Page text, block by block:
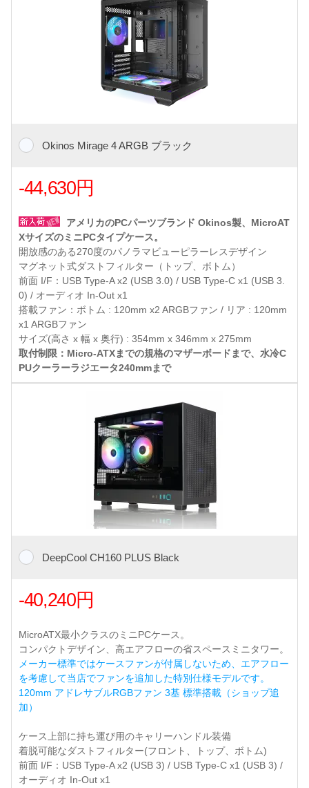
Okinos Mirage 4 ARGB ブラック
-44,630円
アメリカのPCパーツブランド Okinos製、MicroAT
XサイズのミニPCタイプケース。
開放感のある270度のパノラマビューピラーレスデザイン
マグネット式ダストフィルター（トップ、ボトム）
前面 I/F：USB Type-A x2 (USB 3.0) / USB Type-C x1 (USB 3.
0) / オーディオ In-Out x1
搭載ファン：ボトム : 120mm x2 ARGBファン / リア : 120mm
x1 ARGBファン
サイズ(高さ x 幅 x 奥行) : 354mm x 346mm x 275mm
取付制限：Micro-ATXまでの規格のマザーボードまで、水冷C
PUクーラーラジエータ240mmまで
DeepCool CH160 PLUS Black
-40,240円
MicroATX最小クラスのミニPCケース。
コンパクトデザイン、高エアフローの省スペースミニタワー。
メーカー標準ではケースファンが付属しないため、エアフロー
を考慮して当店でファンを追加した特別仕様モデルです。
120mm アドレサブルRGBファン 3基 標準搭載（ショップ追
加）
ケース上部に持ち運び用のキャリーハンドル装備
着脱可能なダストフィルター(フロント、トップ、ボトム)
前面 I/F：USB Type-A x2 (USB 3) / USB Type-C x1 (USB 3) /
オーディオ In-Out x1